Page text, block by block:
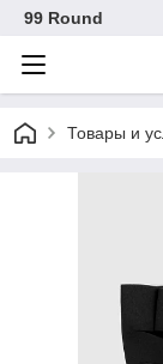
99 Round
Товары и